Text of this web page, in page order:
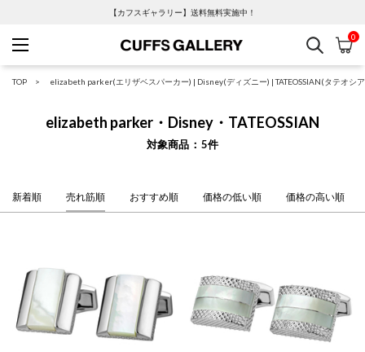
【カフスギャラリー】送料無料実施中！
Cuffs Gallery
検索 カ
0
TOP elizabeth parker(エリザベスパーカー) | Disney(ディズニー) |TATEOSSIAN(タテオシ
elizabeth parker・Disney・TATEOSSIAN
対象商品 5件
新着順 売れ筋順 おすすめ順 価格の低い順 価格の高い順